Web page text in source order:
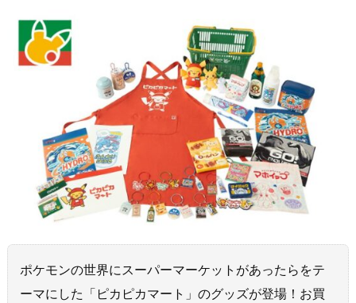
ポケモンの世界にスーパーマーケットがあったらをテ
ーマにした「ピカピカマート」のグッズが登場！お買